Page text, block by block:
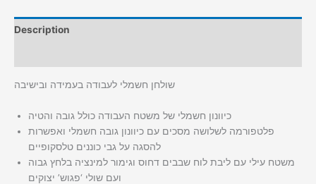
Description
שולחן חשמלי לעבודה בעמידה ובישיבה
כיוונון חשמלי של משטח העבודה כולל גובה והטיה
פלטפורמה לשלושה מסכים עם כיוונון גובה חשמלי ואפשרות
להסגה על גבי כוננים טלסקופיים
משטח עילי עם ליבת לוח שבבים דחוס וגימור למינציה בלחץ גבוה
ועם שולי ‘פגוש’ יצוקים